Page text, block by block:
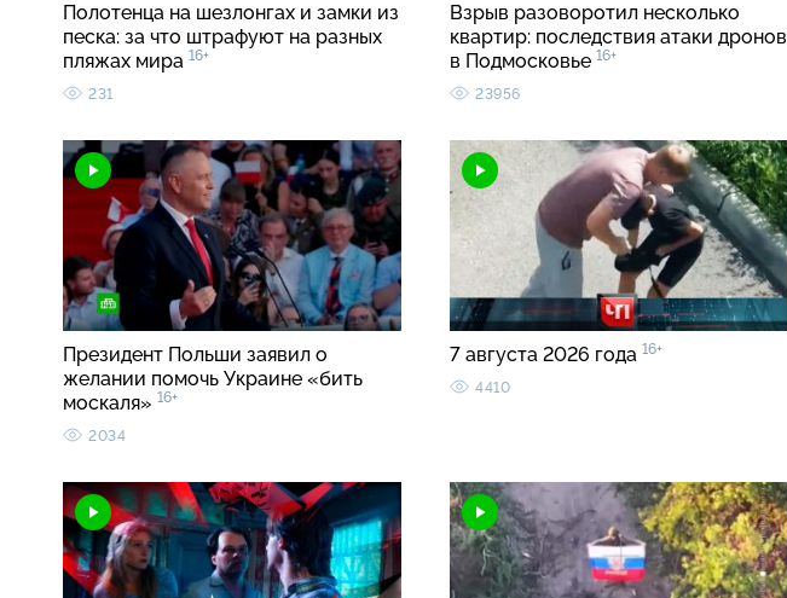
Полотенца на шезлонгах и замки из
песка: за что штрафуют на разных
пляжах мира 16+
231
Взрыв разоворотил несколько
квартир: последствия атаки дронов
в Подмосковье 16+
23956
Президент Польши заявил о
желании помочь Украине «бить
москаля» 16+
2034
7 августа 2026 года 16+
4410